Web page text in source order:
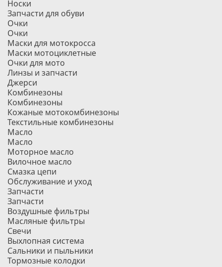
Носки
Запчасти для обуви
Очки
Очки
Маски для мотокросса
Маски мотоциклетные
Очки для мото
Линзы и запчасти
Джерси
Комбинезоны
Комбинезоны
Кожаные мотокомбинезоны
Текстильные комбинезоны
Масло
Масло
Моторное масло
Вилочное масло
Смазка цепи
Обслуживание и уход
Запчасти
Запчасти
Воздушные фильтры
Масляные фильтры
Свечи
Выхлопная система
Сальники и пыльники
Тормозные колодки